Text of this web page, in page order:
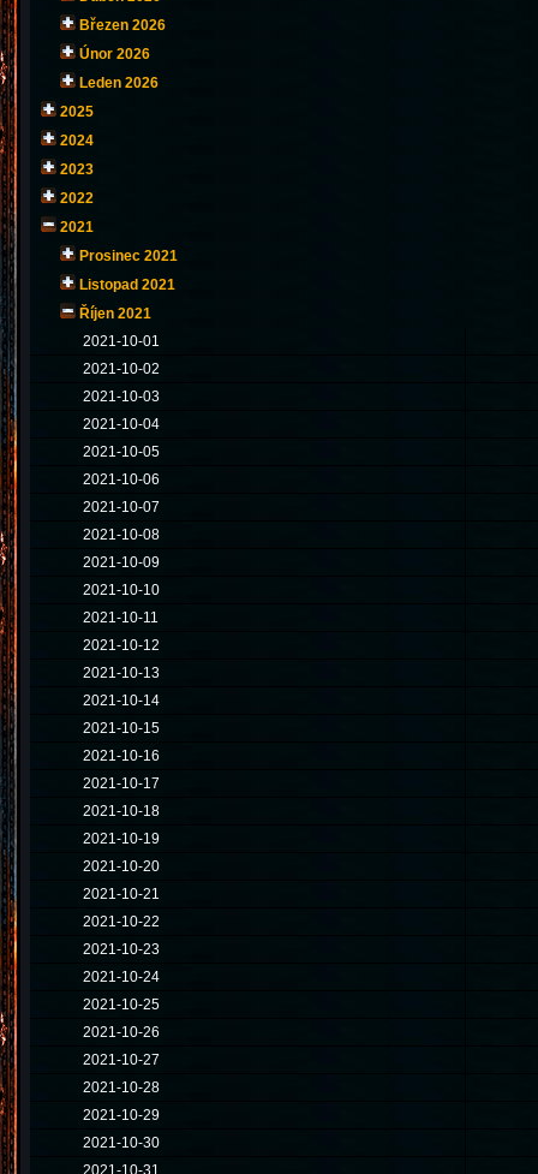
Březen 2026
Únor 2026
Leden 2026
2025
2024
2023
2022
2021
Prosinec 2021
Listopad 2021
Říjen 2021
2021-10-01
2021-10-02
2021-10-03
2021-10-04
2021-10-05
2021-10-06
2021-10-07
2021-10-08
2021-10-09
2021-10-10
2021-10-11
2021-10-12
2021-10-13
2021-10-14
2021-10-15
2021-10-16
2021-10-17
2021-10-18
2021-10-19
2021-10-20
2021-10-21
2021-10-22
2021-10-23
2021-10-24
2021-10-25
2021-10-26
2021-10-27
2021-10-28
2021-10-29
2021-10-30
2021-10-31